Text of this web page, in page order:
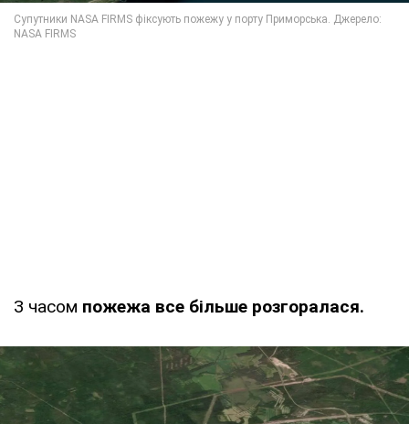
З часом пожежа все більше розгоралася.